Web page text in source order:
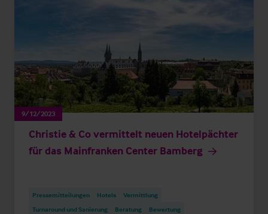
9/12/2023
Christie & Co vermittelt neuen Hotelpächter
für das Mainfranken Center Bamberg
Pressemitteilungen Hotels
Vermittlung
Turnaround und Sanierung
Beratung
Bewertung